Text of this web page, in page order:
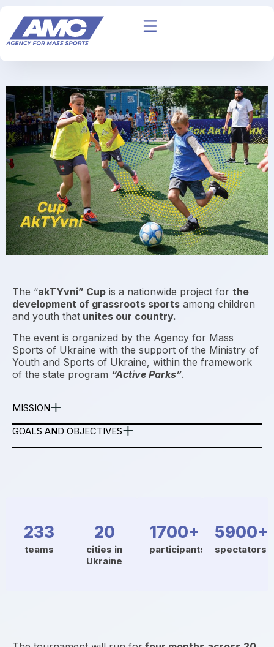
The “akTYvni” Cup is a nationwide project for the
development of grassroots sports among children
and youth that unites our country.
The event is organized by the Agency for Mass
Sports of Ukraine with the support of the Ministry of
Youth and Sports of Ukraine, within the framework
of the state program “Active Parks”.
MISSION
GOALS AND OBJECTIVES
233
teams
20
cities in
Ukraine
1700+
participants
5900+
spectators